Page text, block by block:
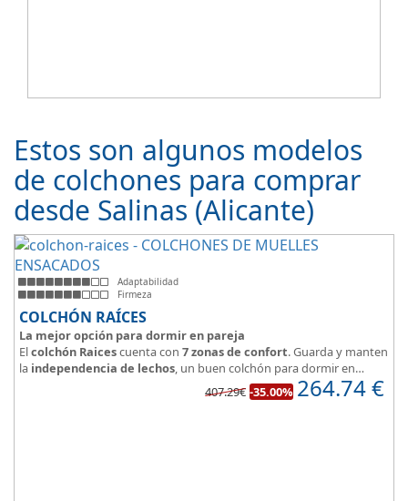
Estos son algunos modelos
de colchones para comprar
desde Salinas (Alicante)
Adaptabilidad
Firmeza
COLCHÓN RAÍCES
La mejor opción para dormir en pareja
Elcolchón Raicescuenta con 7 zonas de confort. Guarda y manten
la independencia de lechos, un buen colchón para dormir en
Las personas calurosas agradecerán su tejido 3D y la gran
407.29€ -35.00% 264.74€